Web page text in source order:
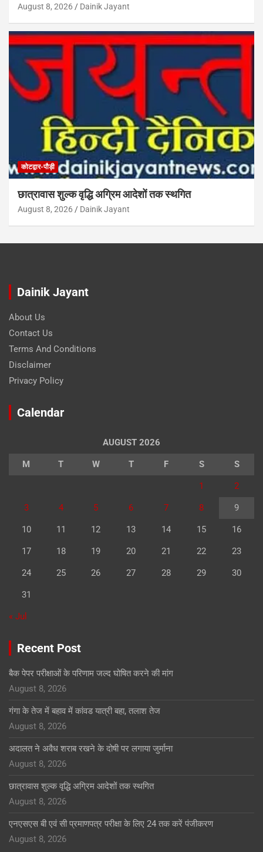
August 8, 2026 Dainik Jayant
कोटद्वार-पौड़ी
छात्रावास शुल्क वृद्धि अग्रिम आदेशों तक स्थगित
August 8, 2026 Dainik Jayant
Dainik Jayant
About Us
Contact Us
Terms And Conditions
Disclaimer
Privacy Policy
Calendar
AUGUST 2026
M T W T F S S
1 2
3 4 5 6 7 8 9
10 11 12 13 14 15 16
17 18 19 20 21 22 23
24 25 26 27 28 29 30
31
« Jul
Recent Post
बैक पेपर परीक्षाओं के परिणाम जल्द घोषित करने की मांग
August 8, 2026
गंगा के तेज में बहाव में कांवड यात्री बहा, तलाश तेज
August 8, 2026
अदालत ने अवैध शराब रखने के दोषी पर लगाया जुर्माना
August 8, 2026
छात्रावास शुल्क वृद्धि अग्रिम आदेशों तक स्थगित
August 8, 2026
एनएसएस बी एवं सी प्रमाणपत्र परीक्षा के लिए 24 तक करें पंजीकरण
August 8, 2026